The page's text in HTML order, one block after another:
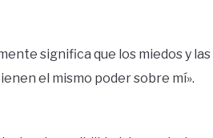
significa que los miedos y las
el mismo poder sobre mí».